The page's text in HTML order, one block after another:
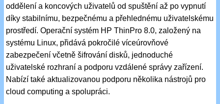
oddělení a koncových uživatelů od spuštění až po vypnutí
díky stabilnímu, bezpečnému a přehlednému uživatelskému
prostředí. Operační systém HP ThinPro 8.0, založený na
systému Linux, přidává pokročilé víceúrovňové
zabezpečení včetně šifrování disků, jednoduché
uživatelské rozhraní a podporu vzdálené správy zařízení.
Nabízí také aktualizovanou podporu několika nástrojů pro
cloud computing a spolupráci.